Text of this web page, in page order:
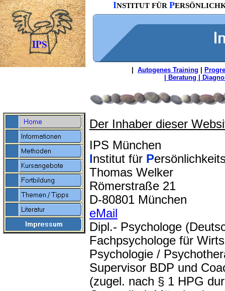
INSTITUT FÜR P
Autogenes Training
| Beratung |
Der Inhaber dieser
IPS München
Institut für P
Thomas Welker
Römerstraße 21
D-80801 München
eMail
Dipl.- Psychologe
Fachpsychologe für
Psychologie /
Supervisor BDP und
(zugel. nach § 1 HPG